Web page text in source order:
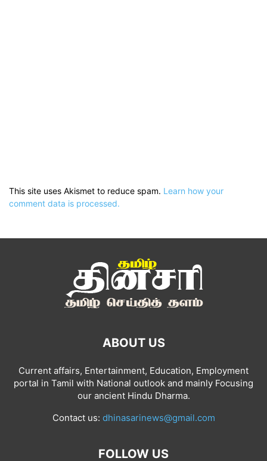
This site uses Akismet to reduce spam. Learn how your
comment data is processed.
ABOUT US
Current affairs, Entertainment, Education, Employment
portal in Tamil with National outlook and mainly Focusing
our ancient Hindu Dharma.
Contact us: dhinasarinews@gmail.com
FOLLOW US